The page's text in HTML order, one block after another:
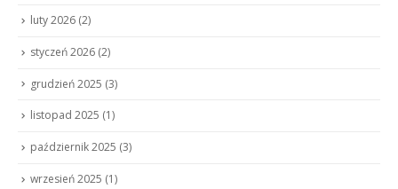
luty 2026 (2)
styczeń 2026 (2)
grudzień 2025 (3)
listopad 2025 (1)
październik 2025 (3)
wrzesień 2025 (1)